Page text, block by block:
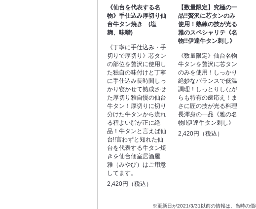
《仙台を代表する名
物》手仕込み厚切り仙
台牛タン焼き (塩
麹、味噌)
《丁寧に手仕込み・手
切りで厚切り》芯タン
の部位を贅沢に使用し
た独自の味付けと丁寧
に手仕込み長時間しっ
かり寝かせて熟成させ
た厚切り雅自慢の仙台
牛タン！厚切りに切り
分けた牛タンから流れ
る程よい脂が正に絶
品！牛タンと言えば仙
台!!言わずと知れた仙
台を代表する牛タン焼
きを仙台個室居酒屋
雅（みやび）はご用意
してます。
2,420円（税込）
【数量限定】究極の一
品!!贅沢に芯タンのみ
使用！熟練の技が光る
雅のスペシャリテ《名
物!!伊達牛タン刺し》
《数量限定》仙台名物
牛タンを贅沢に芯タン
のみを使用！しっかり
絶妙なバランスで低温
調理！しっとりしなが
らも特有の歯応え！ま
さに匠の技が光る料理
長渾身の一品《雅の名
物!!伊達牛タン刺し》
2,420円（税込）
※更新日が2021/3/31以前の情報は、当時の価